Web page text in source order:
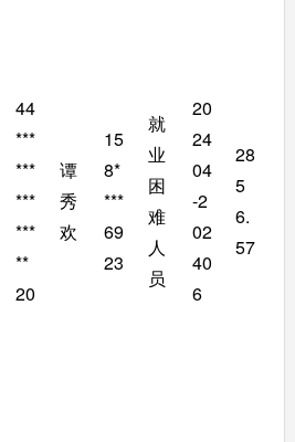
44
***
***
***
***
**
20
谭
秀
欢
15
8*
***
69
23
就
业
困
难
人
员
20
24
04
-2
02
40
6
28
5
6.
57